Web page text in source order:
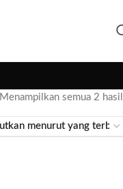
Menampilkan semua 2 hasil